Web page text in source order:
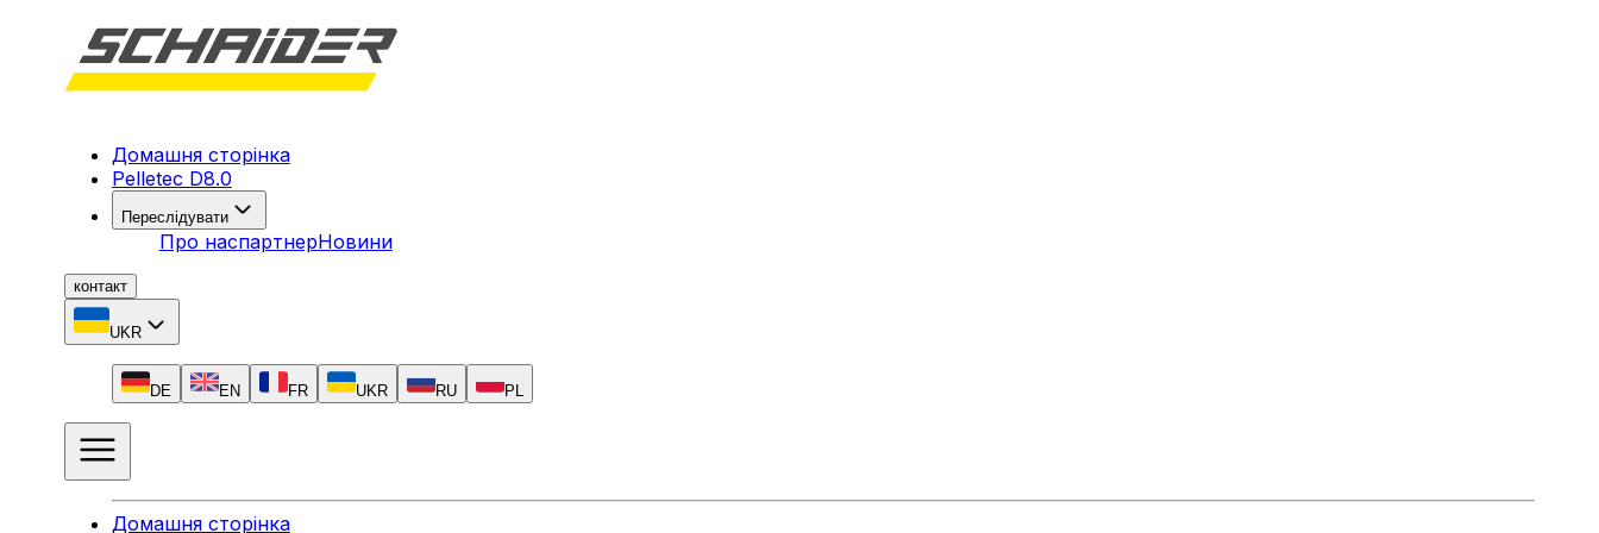
Домашня сторінка
Pelletec D8.0
Переслідувати
Про наспартнерНовини
контакт
UKR
DE EN FR UKR RU PL
Домашня сторінка